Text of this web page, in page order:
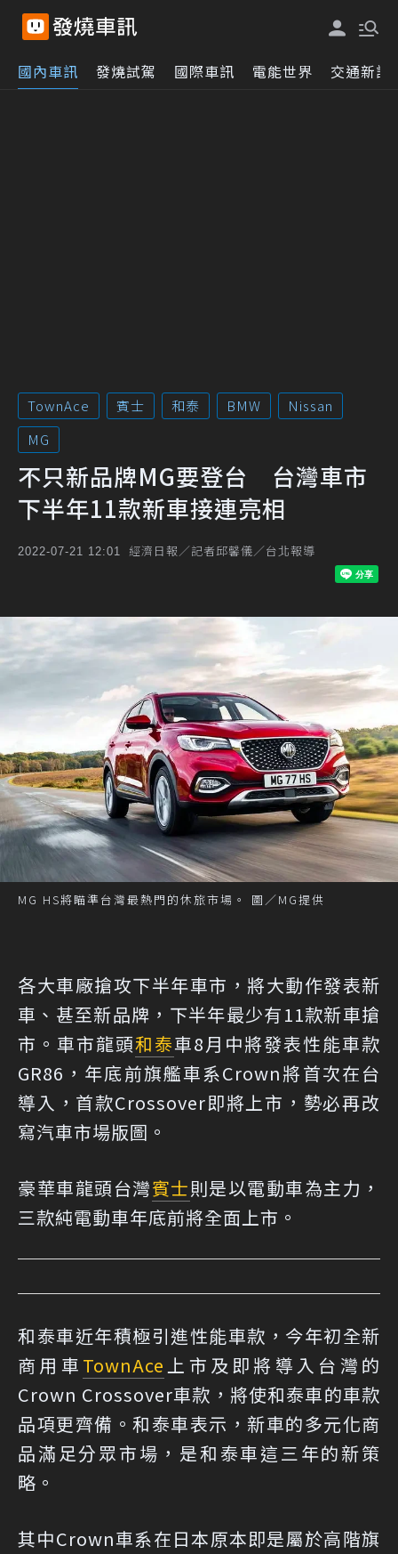
國內車訊 發燒試駕 國際車訊 電能世界 交通新訊
TownAce 賓士 和泰 BMW
Nissan
MG
不只新品牌MG要登台 台灣車市
下半年11款新車接連亮相
2022-07-21 12:01 經濟日報／記者邱馨儀／台北報導
MG HS將瞄準台灣最熱門的休旅市場。 圖／MG提供
各大車廠搶攻下半年車市，將大動作發表新
車、甚至新品牌，下半年最少有11款新車搶
市。車市龍頭和泰車8月中將發表性能車款
GR86，年底前旗艦車系Crown將首次在台
導入，首款Crossover即將上市，勢必再改
寫汽車市場版圖。
豪華車龍頭台灣賓士則是以電動車為主力，
三款純電動車年底前將全面上市。
和泰車近年積極引進性能車款，今年初全新
商用車 TownAce上市及即將導入台灣的
Crown Crossover車款，將使和泰車的車款
品項更齊備。和泰車表示，新車的多元化商
品滿足分眾市場，是和泰車這三年的新策
略。
其中Crown車系在日本原本即是屬於高階旗